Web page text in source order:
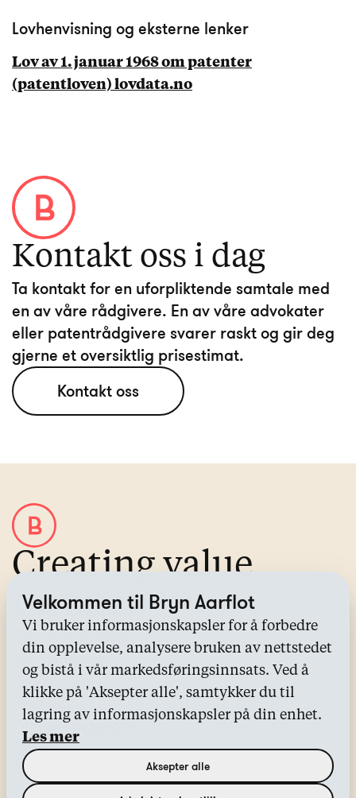
Lovhenvisning og eksterne lenker
Lov av 1. januar 1968 om patenter
(patentloven) lovdata.no
Kontakt oss i dag
Ta kontakt for en uforpliktende samtale med
en av våre rådgivere. En av våre advokater
eller patentrådgivere svarer raskt og gir deg
Kontakt oss
Creating value
through IP
Om Bryn Aarflot
Alle tjenester
Kontakt oss
Bransjer
Kunnskapssenter
Nyheter
Sharefree®
Oppdrift®
Velkommen til Bryn Aarflot
Vi bruker informasjonskapsler for å forbedre
din opplevelse, analysere bruken av nettstedet
og bistå i vår markedsføringsinnsats. Ved å
klikke på 'Aksepter alle', samtykker du til
lagring av informasjonskapsler på din enhet.
Les mer
Aksepter alle